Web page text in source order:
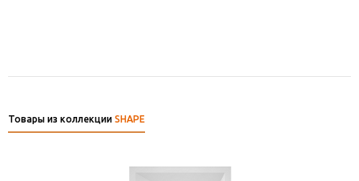
Товары из коллекции SHAPE